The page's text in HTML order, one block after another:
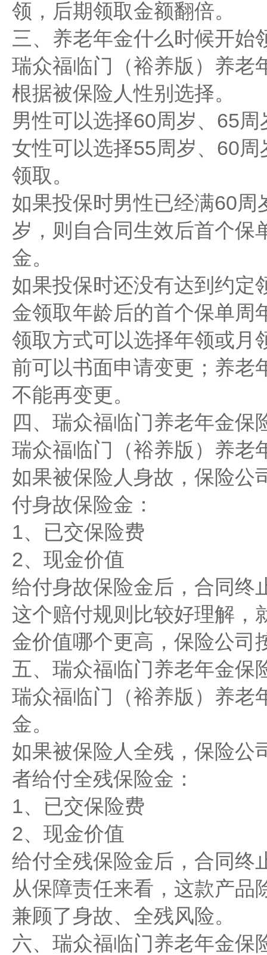
领，后期领取金额翻倍。
三、养老年金什么时候开始
瑞众福临门（裕养版）养老
根据被保险人性别选择。
男性可以选择60周岁、65
女性可以选择55周岁、60
领取。
如果投保时男性已经满60
岁，则自合同生效后首个保
金。
如果投保时还没有达到约定
金领取年龄后的首个保单周
领取方式可以选择年领或月
前可以书面申请变更；养老
不能再变更。
四、瑞众福临门养老年金保
瑞众福临门（裕养版）养老
如果被保险人身故，保险公
付身故保险金：
1、已交保险费
2、现金价值
给付身故保险金后，合同终
这个赔付规则比较好理解，
金价值哪个更高，保险公司
五、瑞众福临门养老年金保
瑞众福临门（裕养版）养老
金。
如果被保险人全残，保险公
者给付全残保险金：
1、已交保险费
2、现金价值
给付全残保险金后，合同终
从保障责任来看，这款产品
兼顾了身故、全残风险。
六、瑞众福临门养老年金保